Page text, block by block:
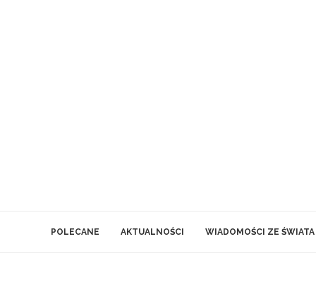
POLECANE AKTUALNOŚCI WIADOMOŚCI ZE ŚWIATA